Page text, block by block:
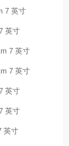
7 英寸
英寸
7 英寸
7 英寸
英寸
英寸
英寸